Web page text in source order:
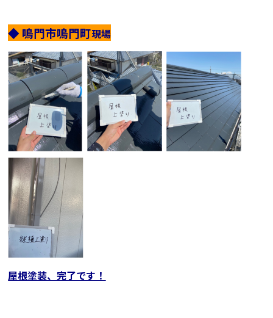
◆ 鳴門市鳴門町現場
屋根塗装、完了です！